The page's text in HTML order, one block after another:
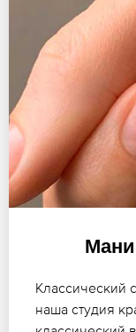
Классический
наша студия